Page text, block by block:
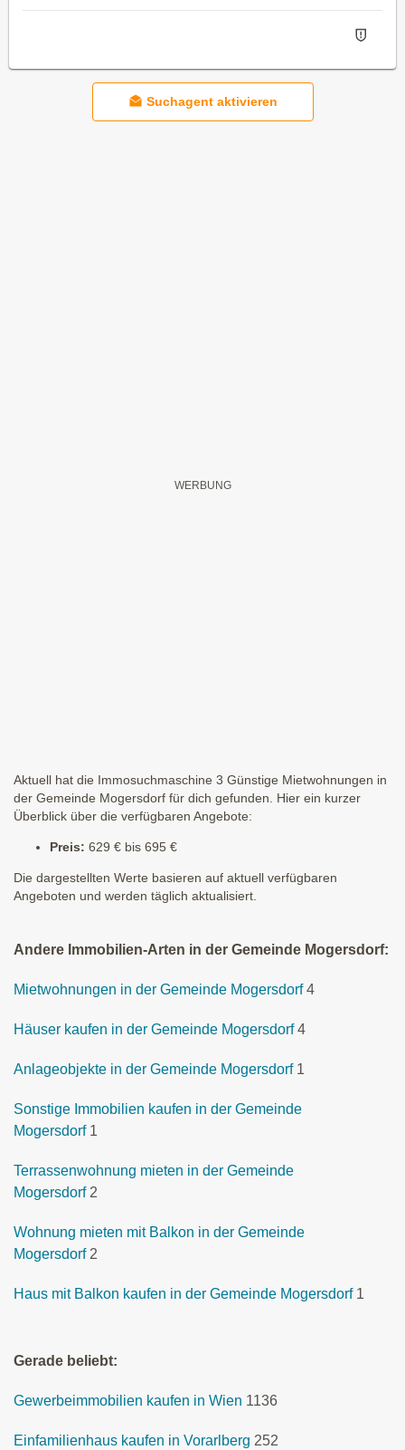
Suchagent aktivieren
Aktuell hat die Immosuchmaschine 3 Günstige Mietwohnungen in
der Gemeinde Mogersdorf für dich gefunden. Hier ein kurzer
Überblick über die verfügbaren Angebote:
Preis: 629 € bis 695 €
Die dargestellten Werte basieren auf aktuell verfügbaren
Angeboten und werden täglich aktualisiert.
Andere Immobilien-Arten in der Gemeinde Mogersdorf:
Mietwohnungen in der Gemeinde Mogersdorf 4
Häuser kaufen in der Gemeinde Mogersdorf 4
Anlageobjekte in der Gemeinde Mogersdorf 1
Sonstige Immobilien kaufen in der Gemeinde
Mogersdorf 1
Terrassenwohnung mieten in der Gemeinde
Mogersdorf 2
Wohnung mieten mit Balkon in der Gemeinde
Mogersdorf 2
Haus mit Balkon kaufen in der Gemeinde Mogersdorf 1
Gerade beliebt:
Gewerbeimmobilien kaufen in Wien 1136
Einfamilienhaus kaufen in Vorarlberg 252